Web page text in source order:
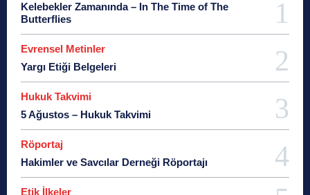
Kelebekler Zamanında – In The Time of The
Butterflies
Evrensel Metinler
Yargı Etiği Belgeleri
Hukuk Takvimi
5 Ağustos – Hukuk Takvimi
Röportaj
Hakimler ve Savcılar Derneği Röportajı
Etik İlkeler